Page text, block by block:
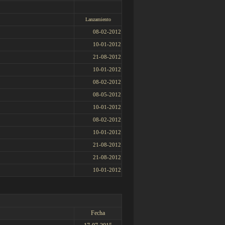
Lanzamiento
08-02-2012
10-01-2012
21-08-2012
10-01-2012
08-02-2012
08-05-2012
10-01-2012
08-02-2012
10-01-2012
21-08-2012
21-08-2012
10-01-2012
Fecha